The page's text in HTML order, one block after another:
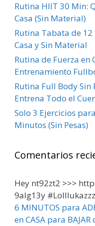
Rutina HIIT 30 Min:
Casa (Sin Material)
Rutina Tabata de
Casa y Sin Material
Rutina de Fuerza en
Entrenamiento
Rutina Full Body Sin
Entrena Todo el
Solo 3 Ejercicios
Minutos (Sin Pesas)
Comentarios
Hey nt92zt2 >>>
9alg13y
6 MINUTOS para
en CASA para BAJAR